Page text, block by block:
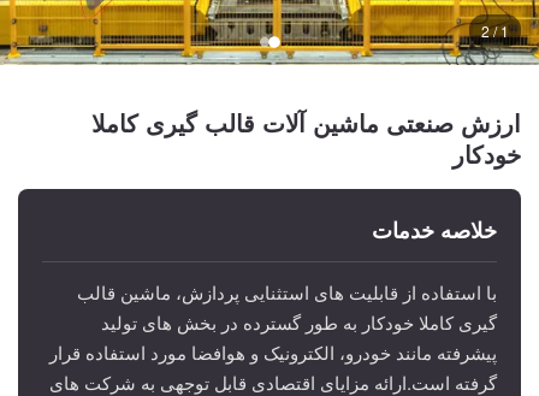
1 / 2
ارزش صنعتی ماشین آلات قالب گیری کاملا
خودکار
خلاصه خدمات
با استفاده از قابلیت های استثنایی پردازش، ماشین قالب
گیری کاملا خودکار به طور گسترده در بخش های تولید
پیشرفته مانند خودرو، الکترونیک و هوافضا مورد استفاده قرار
گرفته است.ارائه مزایای اقتصادی قابل توجهی به شرکت های